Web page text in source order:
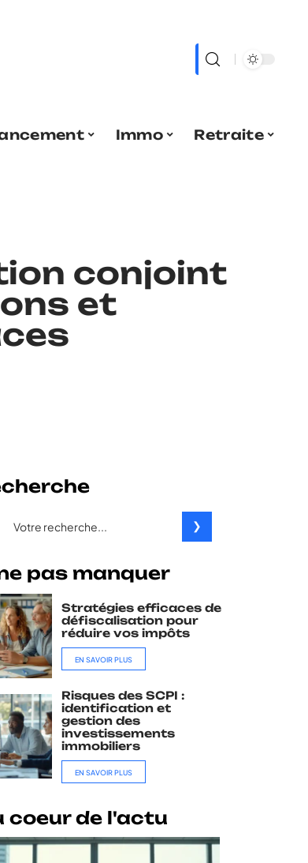
Immo Retraite
conjoint
et
pas manquer
Stratégies efficaces de
défiscalisation pour
réduire vos impôts
EN SAVOIR PLUS
Risques des SCPI :
identification et
gestion des
investissements
immobiliers
EN SAVOIR PLUS
coeur de l'actu